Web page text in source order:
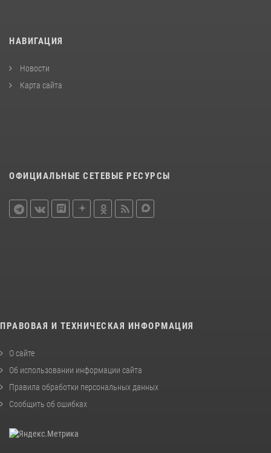
НАВИГАЦИЯ
Новости
Карта сайта
ОФИЦИАЛЬНЫЕ СЕТЕВЫЕ РЕСУРСЫ
ПРАВОВАЯ И ТЕХНИЧЕСКАЯ ИНФОРМАЦИЯ
О сайте
Об использовании информации сайта
Правила обработки персональных данных
Сообщить об ошибках